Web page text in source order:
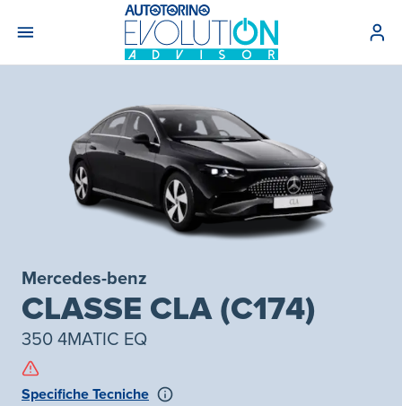
Mercedes-benz
CLASSE CLA (C174)
350 4MATIC EQ
Specifiche Tecniche